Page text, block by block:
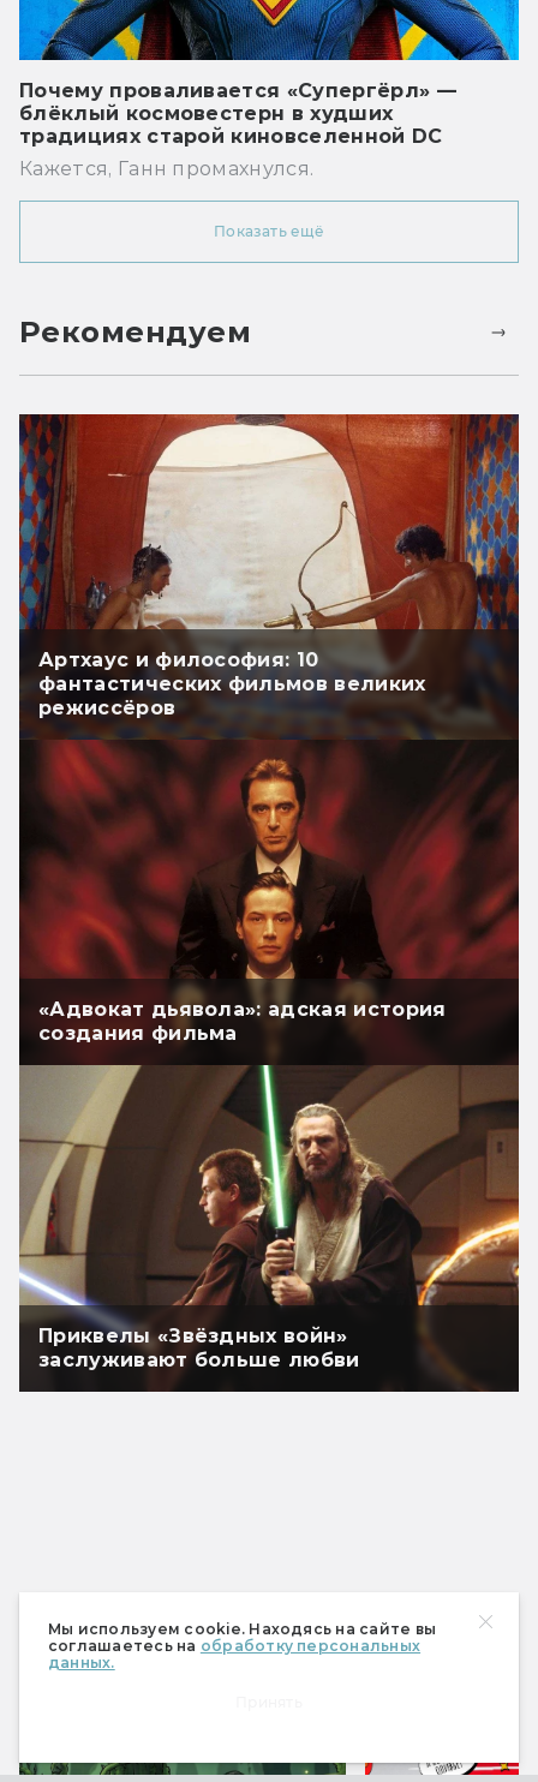
Мы используем cookie. Находясь на сайте вы
соглашаетесь на обработку персональных
данных.
Почему проваливается «Супергёрл» —
блёклый космовестерн в худших
традициях старой киновселенной DC
Кажется, Ганн промахнулся.
Показать ещё
Рекомендуем
Артхаус и философия: 10
фантастических фильмов великих
режиссёров
«Адвокат дьявола»: адская история
создания фильма
Приквелы «Звёздных войн»
заслуживают больше любви
Спецпроекты